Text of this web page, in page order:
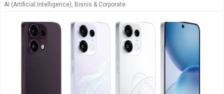
AI (Artificial Intelligence), Bisnis & Corporate